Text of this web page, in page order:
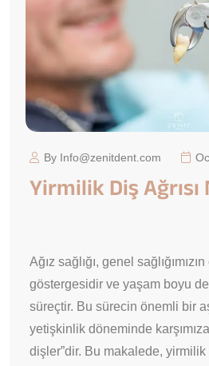
By Info@zenitdent.com
Yirmilik Diş Ağrısı
Ağız sağlığı, genel
göstergesidir ve yaşam boyu
süreçtir. Bu sürecin önemli bir
yetişkinlik döneminde
dişler”dir. Bu makalede,